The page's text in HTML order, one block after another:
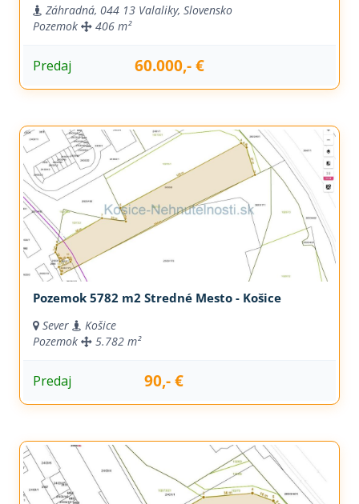
Záhradná, 044 13 Valaliky, Slovensko
Pozemok
406 m²
Predaj 60.000,- €
Pozemok 5782 m2 Stredné Mesto - Košice
Sever
Košice
Pozemok
5.782 m²
Predaj 90,- €